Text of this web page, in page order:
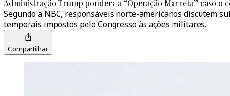
Administração Trump pondera a “Operação Marreta” caso o
Segundo a NBC, responsáveis norte-americanos discutem
temporais impostos pelo Congresso às ações militares.
Compartilhar